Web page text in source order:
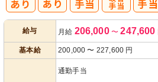
給与 月給 206,000 〜 247,600
基本給 200,000 〜 227,600 円
通勤手当